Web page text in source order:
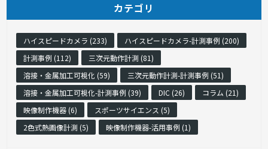
カテゴリ
ハイスピードカメラ (233)
ハイスピードカメラ-計測事例 (200)
計測事例 (112)
三次元動作計測 (81)
溶接・金属加工可視化 (59)
三次元動作計測-計測事例 (51)
溶接・金属加工可視化-計測事例 (39)
DIC (26)
コラム (21)
映像制作機器 (6)
スポーツサイエンス (5)
2色式熱画像計測 (5)
映像制作機器-活用事例 (1)